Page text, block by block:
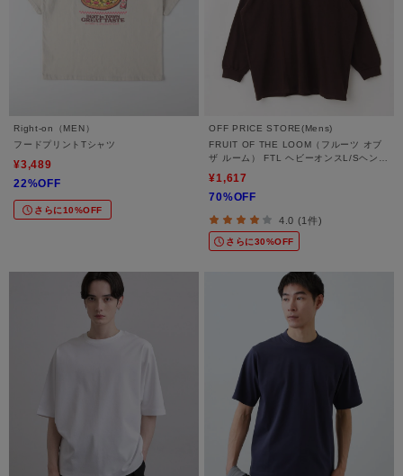
Right-on（MEN）
フードプリントTシャツ
¥3,489
22%OFF
さらに10%OFF
OFF PRICE STORE(Mens)
FRUIT OF THE LOOM（フルーツ オブ
ザ ルーム） FTL ヘビーオンスL/Sヘンリ
カジュアル/デイリー/トレンド/ユニセッ
クス】
¥1,617
70%OFF
4.0 (1件)
さらに30%OFF